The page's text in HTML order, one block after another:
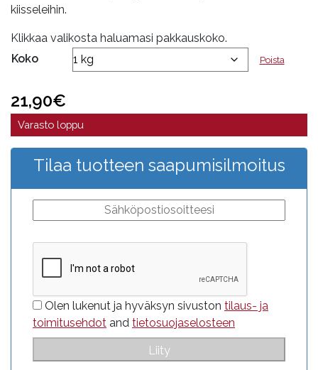
kiisseleihin.
Klikkaa valikosta haluamasi pakkauskoko.
Koko
Poista
21,90€
Varasto loppu
Tilaa tuotteen saapumisilmoitus
Olen lukenut ja hyväksyn sivuston tilaus- ja
toimitusehdot and tietosuojaselosteen